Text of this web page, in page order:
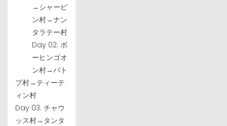
→シャーピ
ン村→ナン
タラテー村
Day 02: ボ
ーヒンゴオ
ン村→パト
プ村→ティーテ
ィン村
Day 03: チャウ
ッス村→タンタ